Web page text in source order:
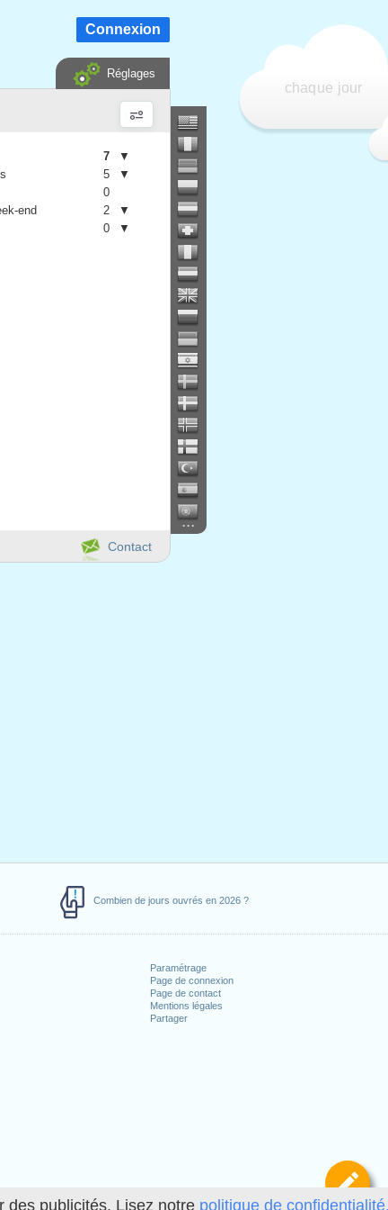
des publicités. Lisez notre politique de
Combien de jours ouvrés en 2026 ?
Paramétrage
Page de connexion
Page de contact
Mentions légales
Partager
chaque jour
Connexion
Réglages
...
Contact
7
▼
5
▼
0
end
2
▼
0 ▼